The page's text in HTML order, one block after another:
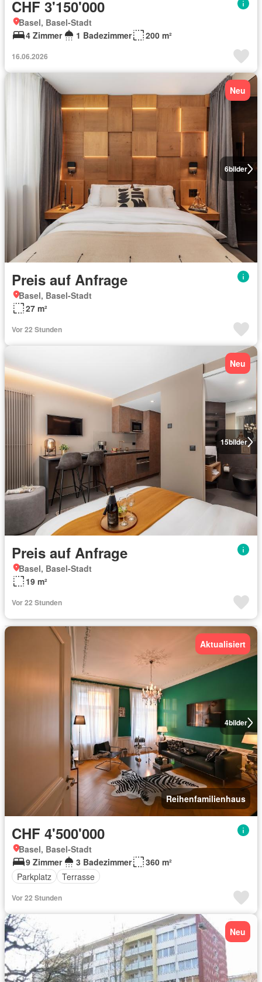
CHF 3'150'000
Basel, Basel-Stadt
4 Zimmer
1 Badezimmer 200 m²
16.06.2026
6bilder
Neu
Preis auf Anfrage
Basel, Basel-Stadt
27 m²
Vor 22 Stunden
15bilder
Neu
Preis auf Anfrage
Basel, Basel-Stadt
19 m²
Vor 22 Stunden
4bilder
Aktualisiert
Reihenfamilienhaus
CHF 4'500'000
Basel, Basel-Stadt
9 Zimmer
3 Badezimmer
360 m²
Parkplatz
Terrasse
Vor 22 Stunden
Neu